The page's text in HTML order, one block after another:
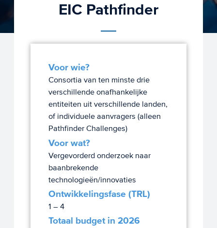
EIC Pathfinder
Voor wie?
Consortia van ten minste drie
verschillende onafhankelijke
entiteiten uit verschillende landen,
of individuele aanvragers (alleen
Pathfinder Challenges)
Voor wat?
Vergevorderd onderzoek naar
baanbrekende
technologieën/innovaties
Ontwikkelingsfase (TRL)
1 – 4
Totaal budget in 2026